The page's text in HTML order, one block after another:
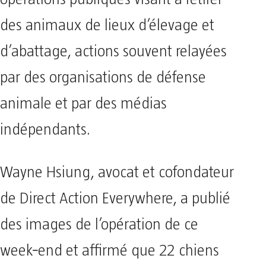
des animaux de lieux d’élevage et
d’abattage, actions souvent relayées
par des organisations de défense
animale et par des médias
indépendants.
Wayne Hsiung, avocat et cofondateur
de Direct Action Everywhere, a publié
des images de l’opération de ce
week‑end et affirmé que 22 chiens